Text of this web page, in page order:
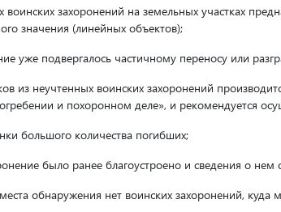
захоронений на земельных участках
значения (линейных объектов);
уже подвергалось частичному переносу или
из неучтенных воинских захоронений
и похоронном деле», и рекомендуется
большого количества погибших;
было ранее благоустроено и сведения о нем
обнаружения нет воинских захоронений,